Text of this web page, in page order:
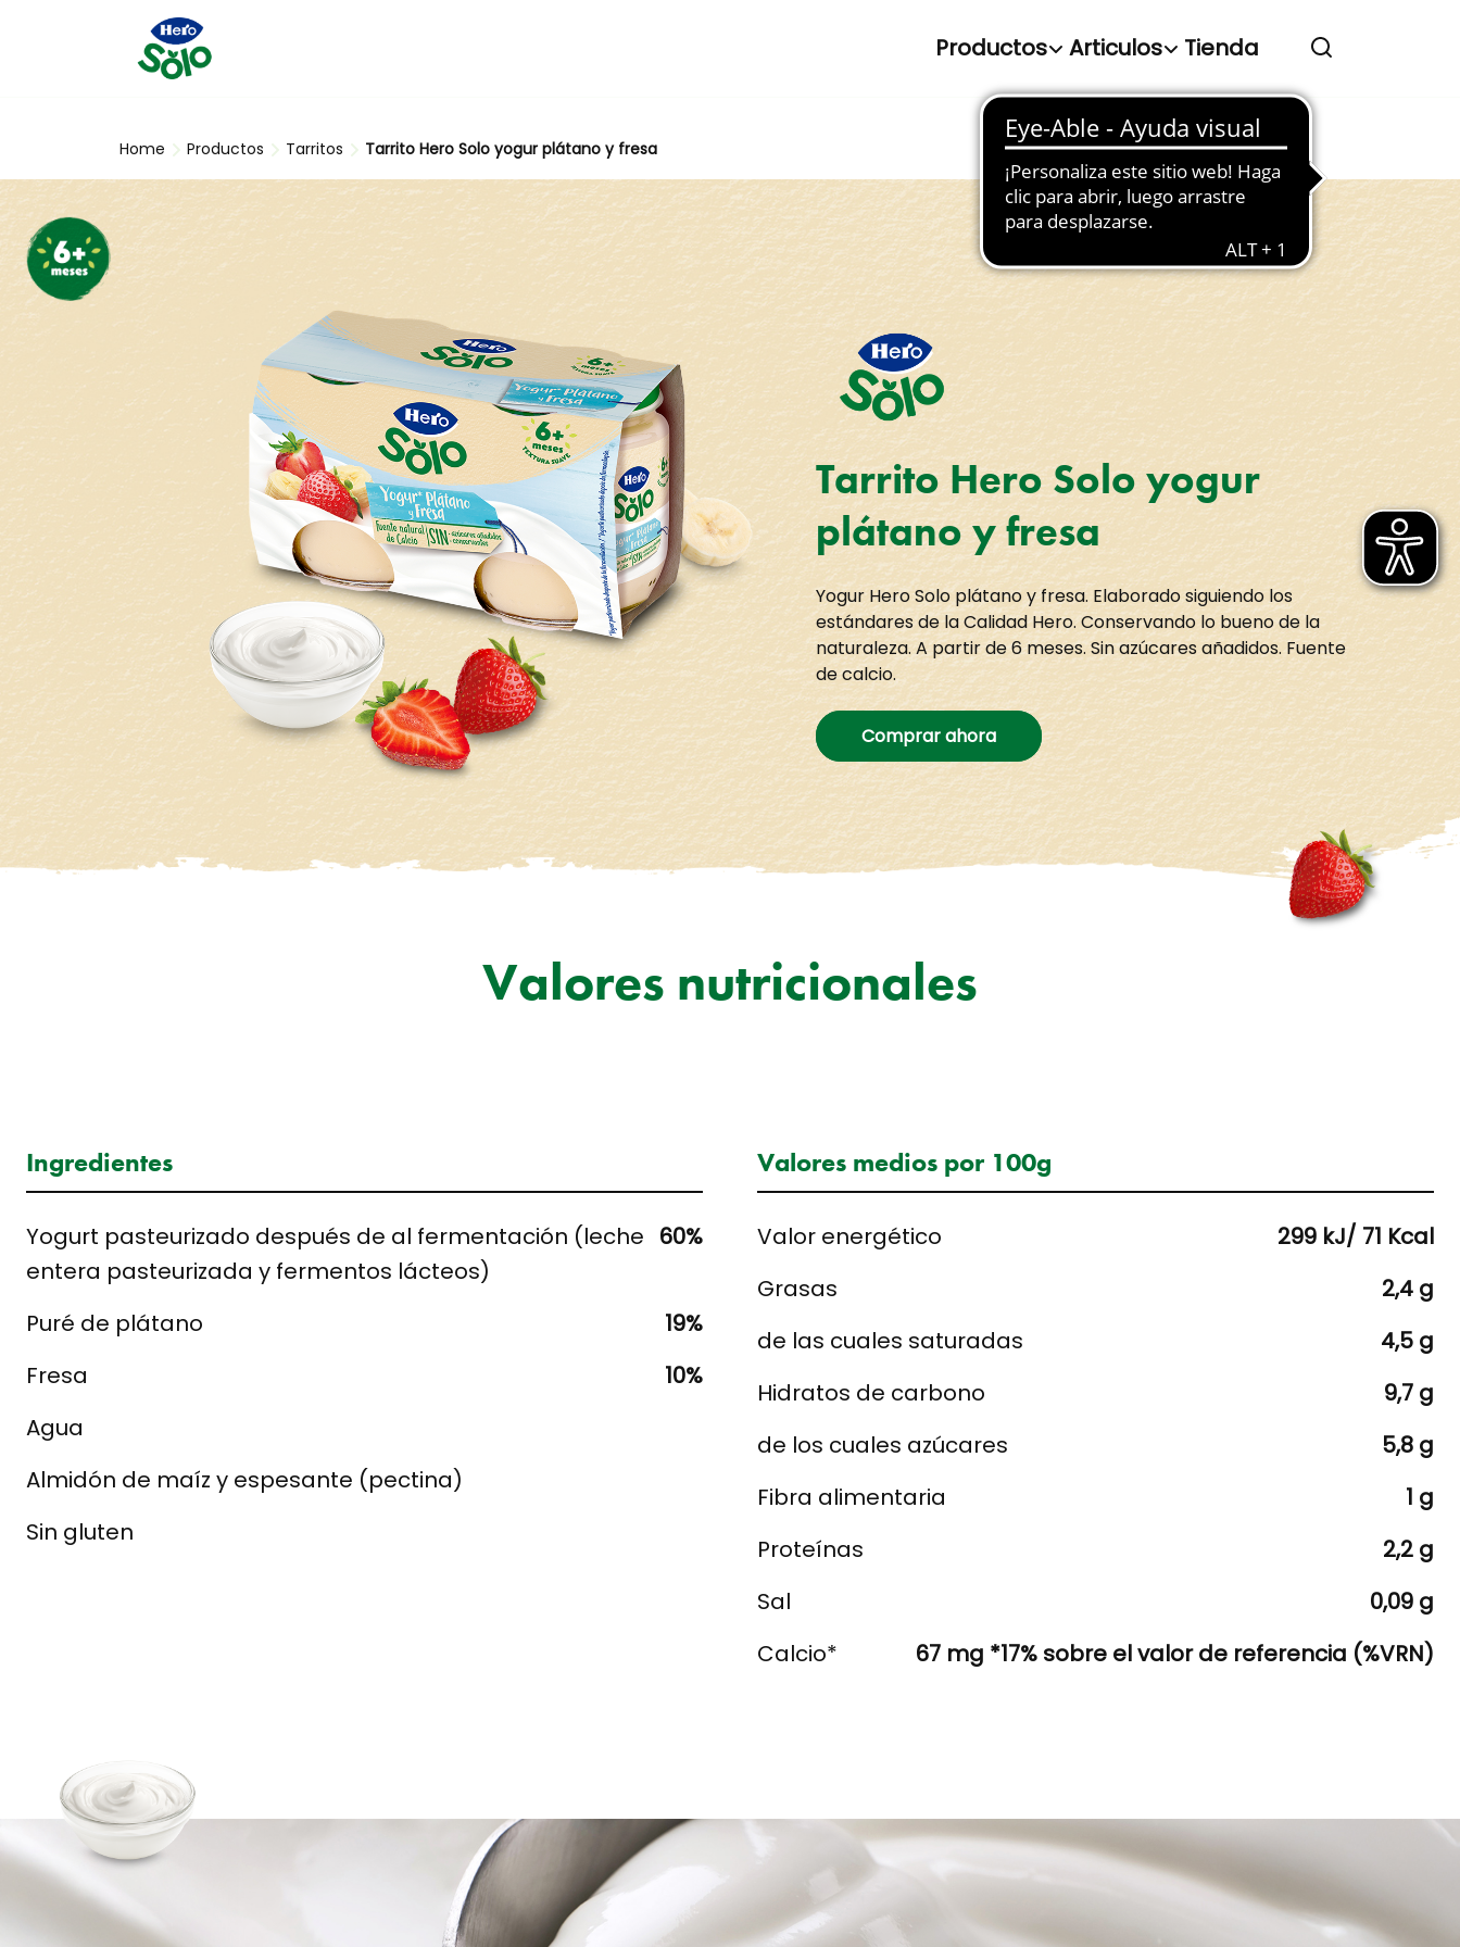
Skip to main content
Productos Articulos Tienda
Home Productos Tarritos Tarrito Hero Solo yogur plátano y fresa
Tarrito Hero Solo yogur
plátano y fresa
Yogur Hero Solo plátano y fresa. Elaborado siguiendo los
estándares de la Calidad Hero. Conservando lo bueno de la
naturaleza. A partir de 6 meses. Sin azúcares añadidos. Fuente
de calcio.
Comprar ahora
Valores nutricionales
Ingredientes
Yogurt pasteurizado después de al fermentación (leche
entera pasteurizada y fermentos lácteos)
60%
Puré de plátano
19%
Fresa
10%
Agua
Almidón de maíz y espesante (pectina)
Sin gluten
Valores medios por 100g
Valor energético
299 kJ/ 71 Kcal
Grasas
2,4 g
de las cuales saturadas
4,5 g
Hidratos de carbono
9,7 g
de los cuales azúcares
5,8 g
Fibra alimentaria
1 g
Proteínas
2,2 g
Sal
0,09 g
Calcio*
67 mg *17% sobre el valor de referencia (%VRN)